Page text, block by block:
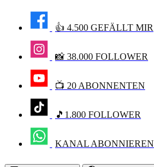
👍 4.500 GEFÄLLT MIR
📸 38.000 FOLLOWER
📺 20 ABONNENTEN
🎵1.800 FOLLOWER
KANAL ABONNIEREN